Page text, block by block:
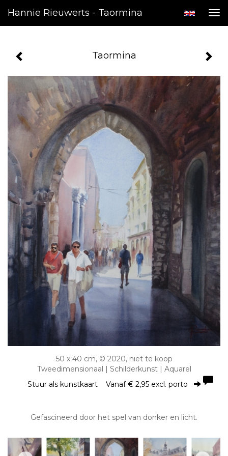
Hannie Rieuwerts - Taormina
Taormina
50 x 40 cm, © 2020, niet te koop
Tweedimensionaal | Schilderkunst | Aquarel
Stuur als kunstkaart Vanaf € 2,95 excl. porto
Gefascineerd door het spel van donker en licht.